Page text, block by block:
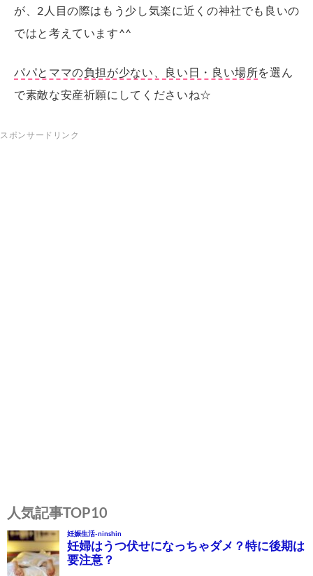
が、2人目の際はもう少し気楽に近くの神社でも良いの
ではと考えています^^
パパとママの負担が少ない、良い日・良い場所を選ん
で素敵な安産祈願にしてくださいね☆
稿
ナ
ビ
人気記事TOP10